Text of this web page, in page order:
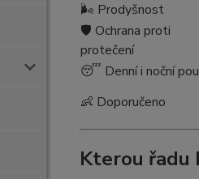
🌬️ Prodyšnost
🛡️ Ochrana proti
protečení
😴 Denní i noční
👶 Doporučeno
Kterou řadu